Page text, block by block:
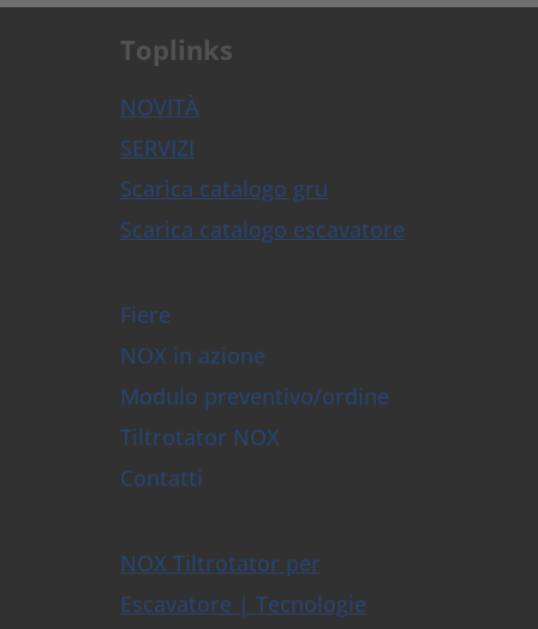
Toplinks
NOVITÀ
SERVIZI
Scarica catalogo gru
Scarica catalogo escavatore
Fiere
NOX in azione
Modulo preventivo/ordine
Tiltrotator NOX
Contatti
NOX Tiltrotator per
Escavatore | Tecnologie